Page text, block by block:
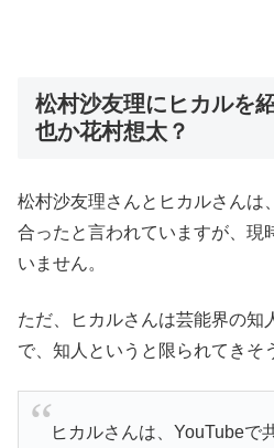
松村沙友理にヒカルを
也か花村想太？
松村沙友理さんとヒカルさんは
合ったと言われていますが、現
いません。
ただ、ヒカルさんは芸能界の知
で、知人というと限られてきそ
ヒカルさんは、YouTubeで